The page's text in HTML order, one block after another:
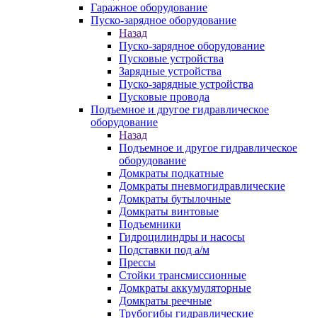
Гаражное оборудование
Пуско-зарядное оборудование
Назад
Пуско-зарядное оборудование
Пусковые устройства
Зарядные устройства
Пуско-зарядные устройства
Пусковые провода
Подъемное и другое гидравлическое
оборудование
Назад
Подъемное и другое гидравлическое
оборудование
Домкраты подкатные
Домкраты пневмогидравлические
Домкраты бутылочные
Домкраты винтовые
Подъемники
Гидроцилиндры и насосы
Подставки под а/м
Прессы
Стойки трансмиссионные
Домкраты аккумуляторные
Домкраты реечные
Трубогибы гидравлические